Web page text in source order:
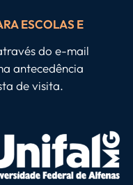
ESCOLAS E
do e-mail
antecedência
de visita.